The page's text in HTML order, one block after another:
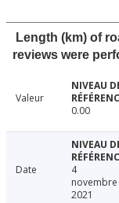
Length (km) of
reviews were
Valeur
0.00
Date
4
novembre
2021